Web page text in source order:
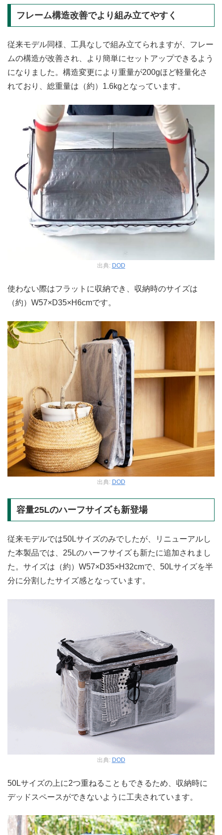
フレーム構造改善でより組み立てやすく
従来モデル同様、工具なしで組み立てられますが、フレー
ムの構造が改善され、より簡単にセットアップできるよう
になりました。構造変更により重量が200gほど軽量化さ
れており、総重量は（約）1.6kgとなっています。
出典: DOD
使わない際はフラットに収納でき、収納時のサイズは
（約）W57×D35×H6cmです。
出典: DOD
容量25Lのハーフサイズも新登場
従来モデルでは50Lサイズのみでしたが、リニューアルし
た本製品では、25Lのハーフサイズも新たに追加されまし
た。サイズは（約）W57×D35×H32cmで、50Lサイズを半
分に分割したサイズ感となっています。
出典: DOD
50Lサイズの上に2つ重ねることもできるため、収納時に
デッドスペースができないように工夫されています。